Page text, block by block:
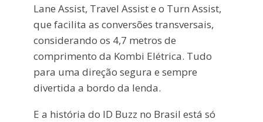
Lane Assist, Travel Assist e o Turn Assist,
que facilita as conversões transversais,
considerando os 4,7 metros de
comprimento da Kombi Elétrica. Tudo
para uma direção segura e sempre
divertida a bordo da lenda.
E a história do ID Buzz no Brasil está só